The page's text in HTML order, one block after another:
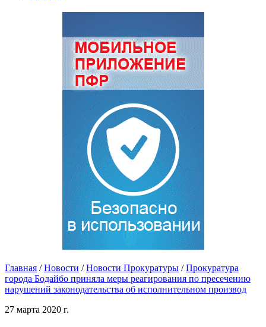
Главная / Новости / Новости Прокуратуры / Прокуратура
города Бодайбо приняла меры реагирования по пресечению
нарушений законодательства об исполнительном производ
27 марта 2020 г.